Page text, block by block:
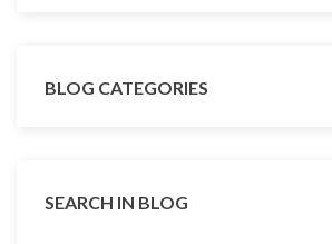
BLOG CATEGORIES
SEARCH IN BLOG